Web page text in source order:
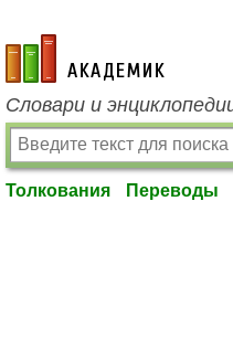
academic.ru
Словари и
Толкования Переводы